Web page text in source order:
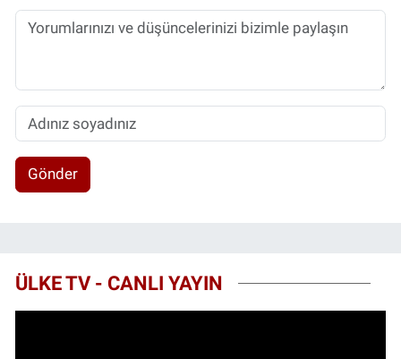
Gönder
ÜLKE TV - CANLI YAYIN